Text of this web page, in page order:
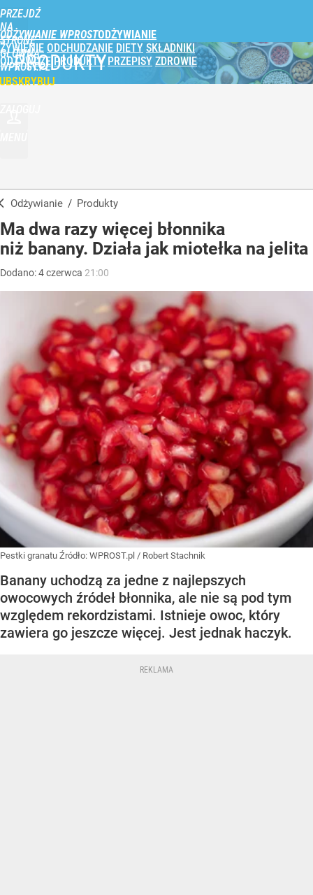
PRZEJDŹ
NA
STRONĘ
GŁÓWNĄ
WPROST.PL
ODŻYWIANIE WPROST
ŻYWIENIE ODCHUDZANIE DIETY SKŁADNIKI
ODŻYWCZE PRODUKTY PRZEPISY ZDROWIE
PRODUKTY
Odżywianie / Produkty
Ma dwa razy więcej błonnika
niż banany. Działa jak miotełka na jelita
Dodano:4czerwca 21:00
Pestki granatu Źródło: WPROST.pl / Robert Stachnik
Banany uchodzą za jedne z najlepszych
owocowych źródeł błonnika, ale nie są pod tym
względem rekordzistami. Istnieje owoc, który
zawiera go jeszcze więcej. Jest jednak haczyk.